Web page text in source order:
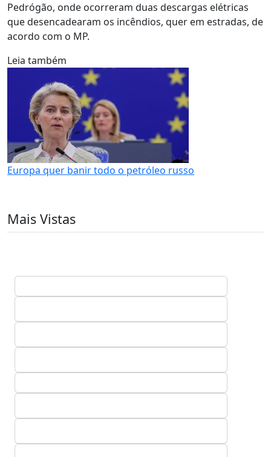
Pedrógão, onde ocorreram duas descargas elétricas
que desencadearam os incêndios, quer em estradas, de
acordo com o MP.
Leia também
Europa quer banir todo o petróleo russo
Mais Vistas